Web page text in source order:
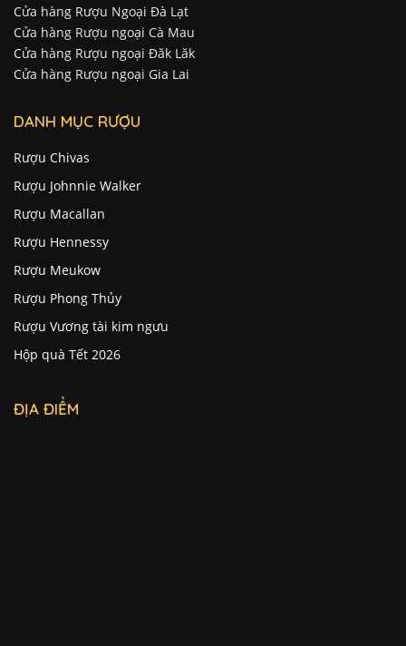
Cửa hàng Rượu Ngoại Đà Lạt
Cửa hàng Rượu ngoại Cà Mau
Cửa hàng Rượu ngoại Đăk Lăk
Cửa hàng Rượu ngoại Gia Lai
DANH MỤC RƯỢU
Rượu Chivas
Rượu Johnnie Walker
Rượu Macallan
Rượu Hennessy
Rượu Meukow
Rượu Phong Thủy
Rượu Vương tài kim ngưu
Hộp quà Tết 2026
ĐỊA ĐIỂM